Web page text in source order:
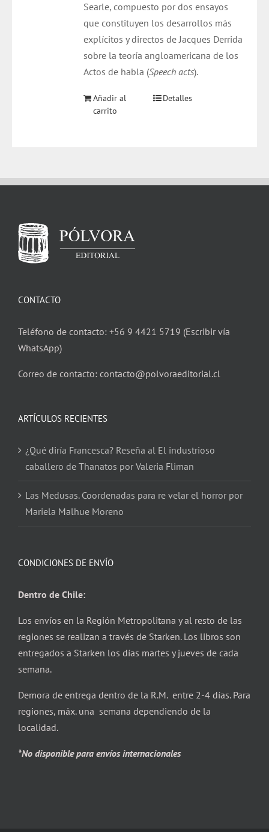
Searle, compuesto por dos ensayos
que constituyen los desarrollos más
explícitos y directos de Jacques Derrida
sobre la teoría angloamericana de los
Actos de habla (Speech acts).
Añadir al
carrito
Detalles
CONTACTO
Teléfono de contacto: +56 9 4421 5719 (Escribir vía
WhatsApp)
Correo de contacto: contacto@polvoraeditorial.cl
ARTÍCULOS RECIENTES
¿Qué diría Francesca? Reseña al El industrioso
caballero de Thanatos por Valeria Fliman
Las Medusas. Coordenadas para re velar el horror por
Mariela Malhue Moreno
CONDICIONES DE ENVÍO
Dentro de Chile:
Los envíos en la Región Metropolitana y al resto de las
regiones se realizan a través de Starken. Los libros son
entregados a Starken los días martes y jueves de cada
semana.
Demora de entrega dentro de la R.M. entre 2-4 días. Para
regiones, máx. una semana dependiendo de la
localidad.
*No disponible para envíos internacionales